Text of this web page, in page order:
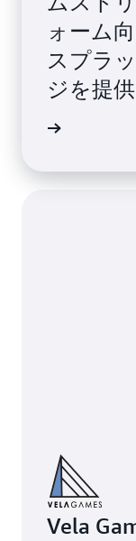
ォーム
スプラ
ジを提供
Vela